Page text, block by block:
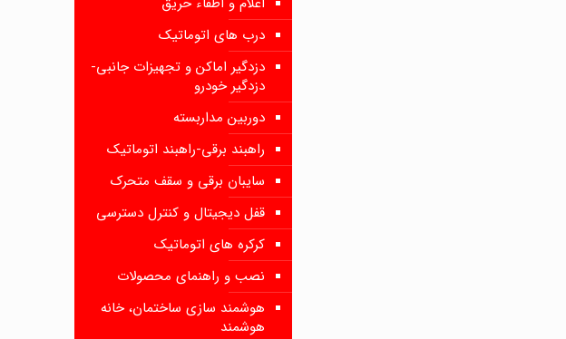
درب های اتوماتیک
دزدگیر اماکن و تجهیزات جانبی-
دزدگیر خودرو
دوربین مداربسته
راهبند برقی-راهبند اتوماتیک
سایبان برقی و سقف متحرک
قفل دیجیتال و کنترل دسترسی
کرکره های اتوماتیک
نصب و راهنمای محصولات
هوشمند سازی ساختمان، خانه
هوشمند